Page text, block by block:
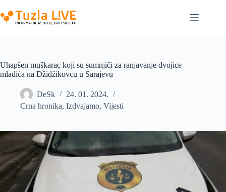
to
content
Uhapšen muškarac koji su sumnjiči za ranjavanje dvojice
mladića na Džidžikovcu u Sarajevu
DeSk
24. 01. 2024.
Crna hronika, Izdvajamo, Vijesti